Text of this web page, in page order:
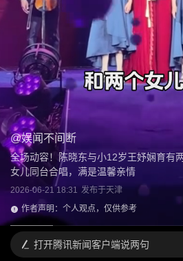
@娱闻不间断
全场动容！陈晓东与小12岁王妤娴育有
女儿同台合唱，满是温馨亲情
2026-06-21 18:31 发布于天津
作者声明：个人观点，仅供参考
打开腾讯新闻客户端说两句